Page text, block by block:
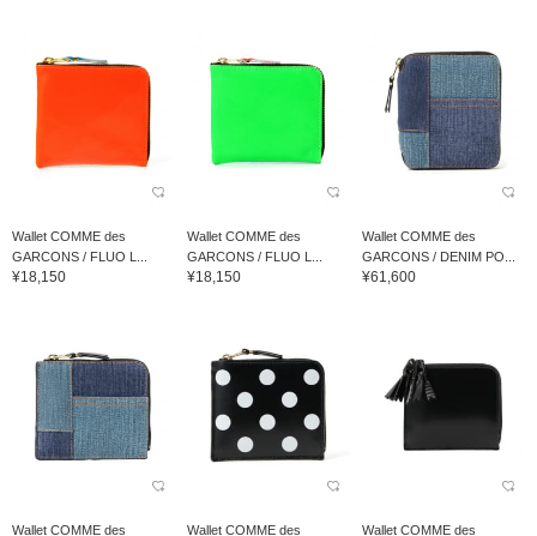
Wallet COMME des
GARCONS / FLUO L...
¥18,150
Wallet COMME des
GARCONS / FLUO L...
¥18,150
Wallet COMME des
GARCONS / DENIM PO...
¥61,600
Wallet COMME des Wallet COMME des Wallet COMME des